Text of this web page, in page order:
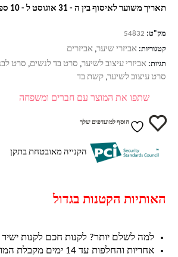
תאריך משוער לאיסוף בין ה - 31 אוגוסט ל - 10 ספטמבר
מק"ט: 54832
קטגוריות: אביזרי שיער, אביזרים
תגיות: אביזרי עיצוב לשיער, סרט בד לנשים, סרט
סרט עיצוב לשיער, קשת בד
שתפו את המוצר עם חברים ומשפחה
הוסף למועדפים שלך
הקנייה מאובטחת בתקן
האותיות הקטנות בגדול
למה לשלם יותר? לקנות חכם לקנות ישיר
אחריות והחלפות עד 14 ימים מקבלת המוצר